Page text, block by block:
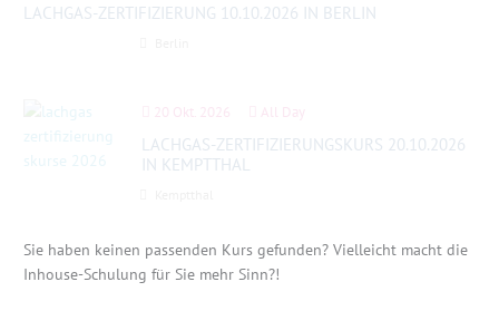
LACHGAS-ZERTIFIZIERUNG 10.10.2026 IN BERLIN
20 Okt. 2026 All Day
LACHGAS-ZERTIFIZIERUNGSKURS 20.10.2026
IN KEMPTTHAL
Sie haben keinen passenden Kurs gefunden? Vielleicht macht die
Inhouse-Schulung für Sie mehr Sinn?!